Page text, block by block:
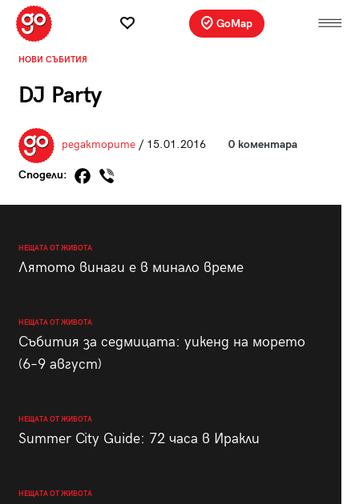
GoMap
НОВИ СЪБИТИЯ
DJ Party
редакторите/ 15.01.2016 0 коментара
Сподели:
НЕЩАТА ОТ ЖИВОТА
Лятото винаги е в минало време
НЕЩАТА ОТ ЖИВОТА
Събития за седмицата: уикенд на морето
(6–9 август)
НЕЩАТА ОТ ЖИВОТА
Summer City Guide: 72 часа в Иракли
НЕЩАТА ОТ ЖИВОТА